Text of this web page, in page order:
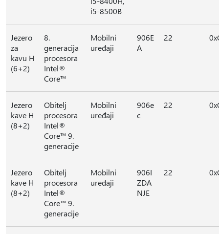
i5-8500B
Jezero
za
kavu H
(6+2)
8.
generacija
procesora
Intel®
Core™
Mobilni
uređaji
906E
A
22
Jezero
kave H
(8+2)
Obitelj
procesora
Intel®
Core™ 9.
generacije
Mobilni
uređaji
906e
c
22
Jezero
kave H
(8+2)
Obitelj
procesora
Intel®
Core™ 9.
generacije
Mobilni
uređaji
906I
ZDA
NJE
22